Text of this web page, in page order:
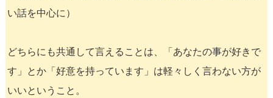
い話を中心に）
どちらにも共通して言えることは、「あなたの事が好きで
す」とか「好意を持っています」は軽々しく言わない方が
いいということ。